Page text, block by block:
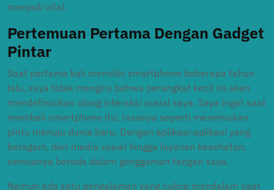
menjadi vital.
Pertemuan Pertama Dengan Gadget
Pintar
Saat pertama kali memiliki smartphone beberapa tahun
lalu, saya tidak mengira bahwa perangkat kecil ini akan
mendefinisikan ulang interaksi sosial saya. Saya ingat saat
membeli smartphone itu; rasanya seperti menemukan
pintu menuju dunia baru. Dengan aplikasi-aplikasi yang
beragam, dari media sosial hingga layanan kesehatan,
semuanya berada dalam genggaman tangan saya.
Namun ada satu pengalaman yang cukup mendalam saat